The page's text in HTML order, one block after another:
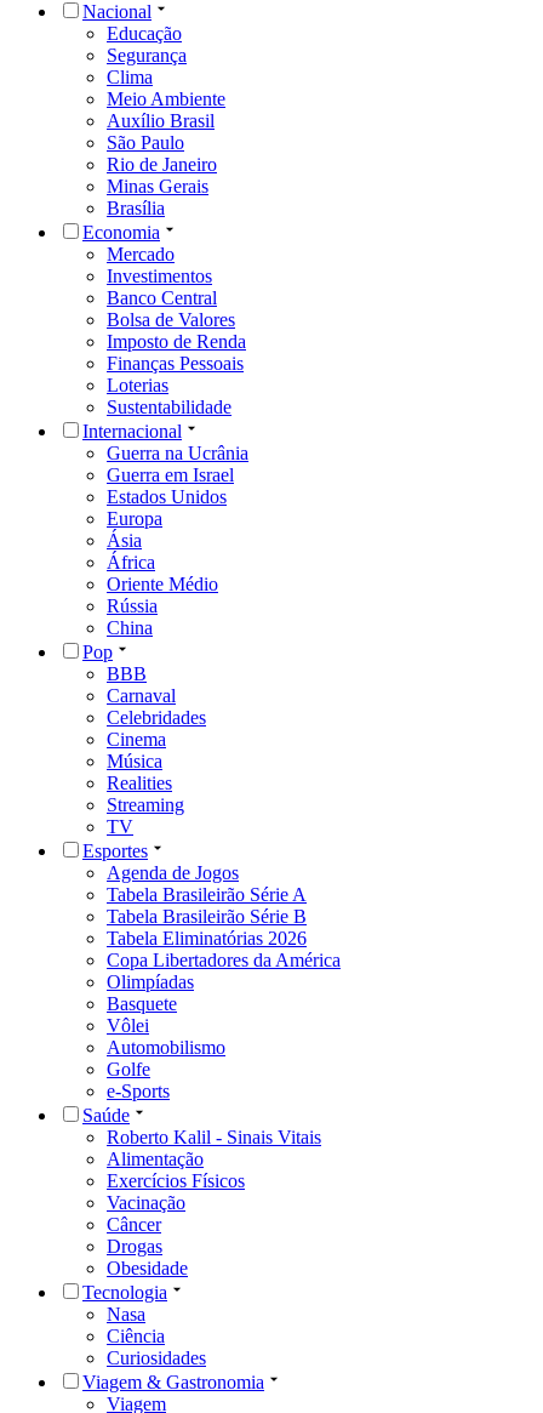
Nacional
Educação
Segurança
Clima
Meio Ambiente
Auxílio Brasil
São Paulo
Rio de Janeiro
Minas Gerais
Brasília
Economia
Mercado
Investimentos
Banco Central
Bolsa de Valores
Imposto de Renda
Finanças Pessoais
Loterias
Sustentabilidade
Internacional
Guerra na Ucrânia
Guerra em Israel
Estados Unidos
Europa
Ásia
África
Oriente Médio
Rússia
China
Pop
BBB
Carnaval
Celebridades
Cinema
Música
Realities
Streaming
TV
Esportes
Agenda de Jogos
Tabela Brasileirão Série A
Tabela Brasileirão Série B
Tabela Eliminatórias 2026
Copa Libertadores da América
Olimpíadas
Basquete
Vôlei
Automobilismo
Golfe
e-Sports
Saúde
Roberto Kalil - Sinais Vitais
Alimentação
Exercícios Físicos
Vacinação
Câncer
Drogas
Obesidade
Tecnologia
Nasa
Ciência
Curiosidades
Viagem & Gastronomia
Viagem